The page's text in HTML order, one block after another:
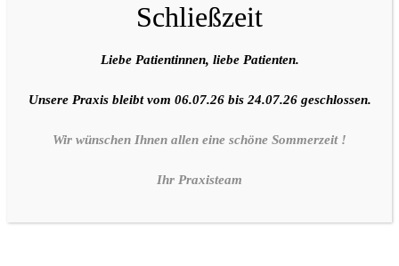
Schließzeit
Liebe Patientinnen, liebe Patienten.
Unsere Praxis bleibt vom 06.07.26 bis 24.07.26 geschlossen.
Wir wünschen Ihnen allen eine schöne Sommerzeit !
Ihr Praxisteam